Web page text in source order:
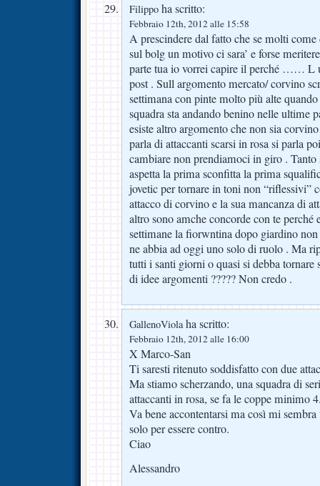
Filippo ha scritto:
Febbraio 12th, 2012 alle 15:58
A prescindere dal fatto che se molti
sul bolg un motivo ci sara’ e forse
parte tua io vorrei capire il perché ……
post . Sull argomento mercato/ corvino
settimana con pinte molto più alte
squadra sta andando benino nelle ultime
esiste altro argomento che non sia
parla di attaccanti scarsi in rosa si parla
cambiare non prendiamoci in giro . Tanto
aspetta la prima sconfitta la prima
jovetic per tornare in toni non “riflessivi”
attacco di corvino e la sua mancanza di
altro sono amche concorde con te perché
settimane la fiorwntina dopo giardino
ne abbia ad oggi uno solo di ruolo . Ma
tutti i santi giorni o quasi si debba tornare
di idee argomenti ????? Non credo .
GallenoViolaha scritto:
Febbraio 12th, 2012 alle 16:00
X Marco-San
Ti saresti ritenuto soddisfatto con due
Ma stiamo scherzando, una squadra di
attaccanti in rosa, se fa le coppe minimo
Va bene accontentarsi ma così mi
solo per essere contro.
Ciao
Alessandro